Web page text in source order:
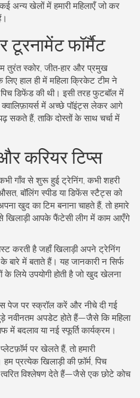
अन्य खेलों में हमारी महिलाएँ जो कर
फॉर्मैट
तुरंत स्कोर, जीत‑हार और प्रमुख
हाल ही में महिला क्रिकेट टीम ने
डिफेंड की थी। इसी तरह फुटबॉल में
क्वालिफ़ायर्स में अच्छे पॉइंट्स लेकर आगे
सकते हैं, ताकि दोस्तों के साथ चर्चा में
करियर टिप्स
गाँव से शुरू हुई ट्रेनिंग, कभी शहरी
बॉलिंग स्पीड या डिफेंस स्टैट्स को
खुद का टिम बनाना चाहते हैं, तो हमारे
खिलाड़ी आपके फैंटेसी लीग में काम आएँगे
करती है जहाँ खिलाड़ी अपने ट्रेनिंग
में बताते हैं। यह जानकारी न सिर्फ
के लिये उपयोगी होती है जो खुद खेलना
पेज पर स्क्रॉल करें और नीचे दी गई
अपडेट होते हैं—जैसे कि महिला
में बदलाव या नई स्फूर्ति कार्यक्रम।
पर खेलते हैं, तो हमारी
प्रत्येक खिलाड़ी की फ़ॉर्म, पिच
विश्लेषण देते हैं—जैसे एक छोटे कोच